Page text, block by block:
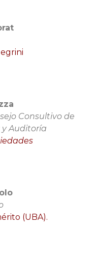
Consultivo de
Auditoría
(UBA).